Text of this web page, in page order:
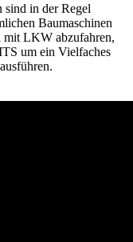
sind in der Regel
Baumaschinen
mit LKW abzufahren,
um ein Vielfaches